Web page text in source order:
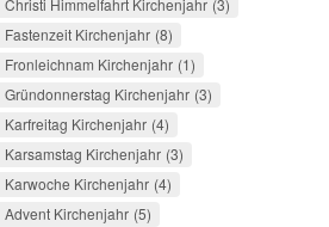
Fastenzeit Kirchenjahr 8
Fronleichnam Kirchenjahr 1
Gründonnerstag Kirchenjahr 3
Karfreitag Kirchenjahr 4
Karsamstag Kirchenjahr 3
Karwoche Kirchenjahr 4
Advent Kirchenjahr 5